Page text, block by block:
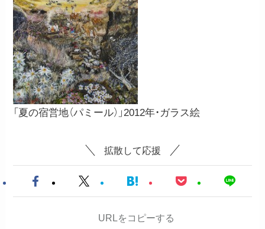
「夏の宿営地（パミール）」2012年・ガラス絵
拡散して応援
URLをコピーする